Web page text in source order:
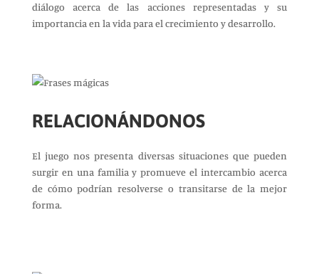
diálogo acerca de las acciones representadas y su
importancia en la vida para el crecimiento y desarrollo.
RELACIONÁNDONOS
El juego nos presenta diversas situaciones que pueden
surgir en una familia y promueve el intercambio acerca
de cómo podrían resolverse o transitarse de la mejor
forma.